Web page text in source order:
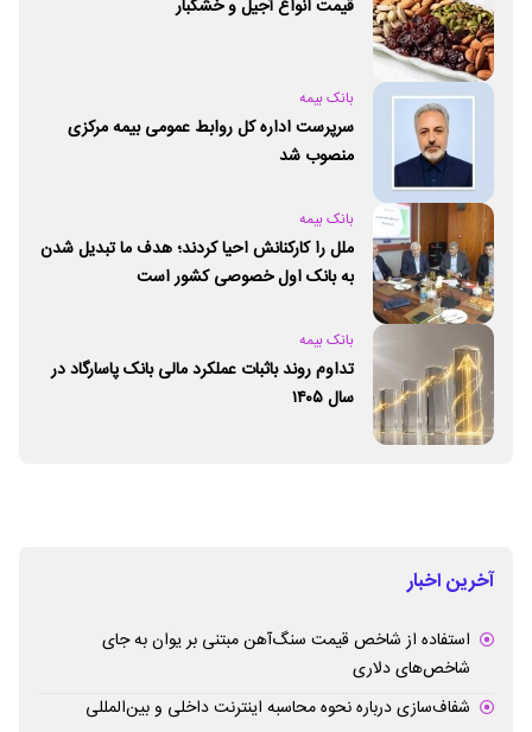
قیمت انواع آجیل و خشکبار
بانک بیمه
سرپرست اداره کل روابط عمومی بیمه مرکزی
منصوب شد
بانک بیمه
ملل را کارکنانش احیا کردند؛ هدف ما تبدیل شدن
به بانک اول خصوصی کشور است
بانک بیمه
تداوم روند باثبات عملکرد مالی بانک پاسارگاد در
سال ۱۴۰۵
آخرین اخبار
استفاده از شاخص قیمت سنگ‌آهن مبتنی بر یوان به جای
شاخص‌های دلاری
شفاف‌سازی درباره نحوه محاسبه اینترنت داخلی و بین‌المللی